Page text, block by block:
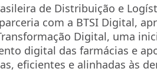
de Distribuição e
com a BTSI Digital,
Digital, uma
digital das farmácias e
eficientes e alinhadas às